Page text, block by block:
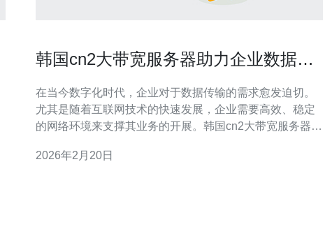
韩国cn2大带宽服务器助力企业数据传
在当今数字化时代，企业对于数据传输的需求愈发迫切。
尤其是随着互联网技术的快速发展，企业需要高效、稳定
的网络环境来支撑其业务的开展。韩国cn2大带宽服务器正
宽服务器的优势及其对企业数据传输的积极影响。 首先，
2026年2月20日